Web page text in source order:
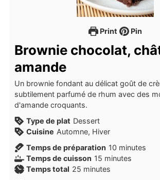
Print Pin
Brownie chocolat,
amande
Un brownie fondant au délicat goût de
subtilement parfumé de rhum avec des
d'amande croquants.
Type de plat Dessert
Cuisine Automne, Hiver
Temps de préparation 10 minutes
minutes
Temps de cuisson 15 minutes
minutes
Temps total 25 minutes
minutes